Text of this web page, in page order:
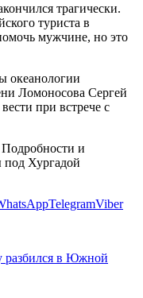
трагически.
туриста в
мужчине, но это
океанологии
Ломоносова Сергей
при встрече с
и
под Хургадой
TelegramViber
разбился в Южной